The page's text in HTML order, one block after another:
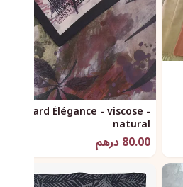
Foulard Élégance - viscose -
natural
80.00 درهم